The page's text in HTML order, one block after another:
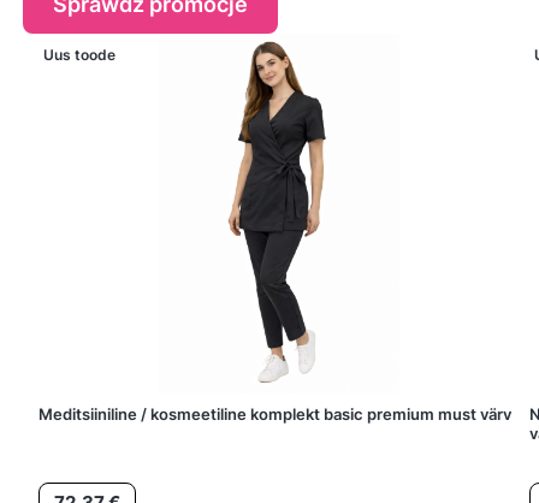
Uus toode
Meditsiiniline / kosmeetiline komplekt basic premium must värv
Hind